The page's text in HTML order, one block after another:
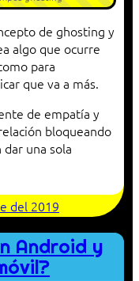
de ghosting y
algo que ocurre
para
que va a más.
de empatía y
bloqueando
una sola
del 2019
Android y